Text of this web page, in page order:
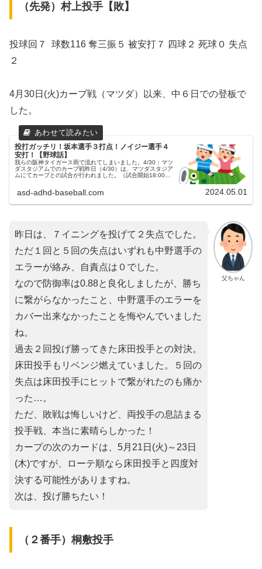
（先発）村上投手【敗】
投球回７ 球数116 奪三振５ 被安打７ 四球２ 死球０ 失点
２
4月30日(火)カープ戦（マツダ）以来、中６日での登板で
した。
投打ガッチリ！坂本選手３打点！ノイジー選手４
安打！【野球話】
我らの阪神タイガース雨で流れてしまいました。4/30：マツ
ダスタジアムでのカープ戦昨日（4/30）は、マツダスタジア
ムにてカープとの試合が行われました。（試合開始18:00）
asd-adhd-baseball.com 2024.05.01
父ちゃん
昨日は、７イニングを投げて２失点でした。
ただ１回と５回の失点はいずれも中野選手の
エラーが絡み、自責点は０でした。
なので防御率は0.88と良化しましたが、勝ち
に繋がらなかったこと、中野選手のエラーを
カバー出来なかったことを悔やんでいました
ね。
過去２回投げ勝ってきた床田投手との対決。
床田投手もリベンジ燃えていました。５回の
失点は床田投手にヒットで繋がれたのも痛か
った…。
ただ、敗戦は悔しいけど、両投手の息詰まる
投手戦、本当に素晴らしかった！
カープの次のカードは、5月21日(火)～23日
(木)ですが、ローテ順なら床田投手と四度対
決する可能性がありますね。
次は、投げ勝ちたい！
（２番手）桐敷投手